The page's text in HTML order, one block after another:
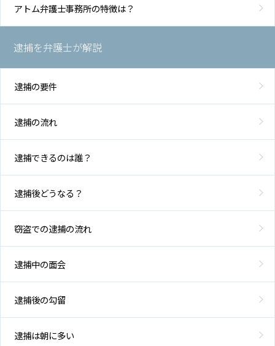
士
地
図・
アク
アトム弁護士事務所の特徴は？
逮捕を弁護士が解説
逮捕の要件
逮捕の流れ
逮捕できるのは誰？
逮捕後どうなる？
窃盗での逮捕の流れ
逮捕中の面会
逮捕後の勾留
逮捕は朝に多い